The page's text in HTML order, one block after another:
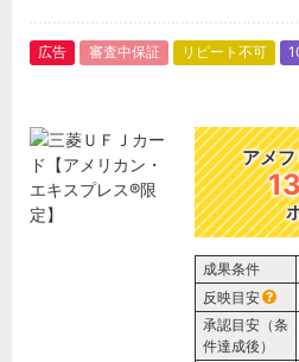
広告 審査中保証 リピート不可
アメ
成果条件
反映目安
承認目安（条
件達成後）